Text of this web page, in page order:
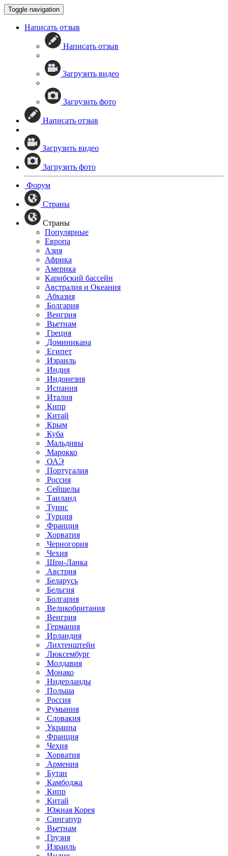
Toggle navigation
Написать отзыв
Написать отзыв
Загрузить видео
Загрузить фото
Написать отзыв
Загрузить видео
Загрузить фото
Форум
Страны
Страны
Популярные
Европа
Азия
Африка
Америка
Карибский бассейн
Австралия и Океания
Абхазия
Болгария
Венгрия
Вьетнам
Греция
Доминикана
Египет
Израиль
Индия
Индонезия
Испания
Италия
Кипр
Китай
Крым
Куба
Мальдивы
Марокко
ОАЭ
Португалия
Россия
Сейшелы
Таиланд
Тунис
Турция
Франция
Хорватия
Черногория
Чехия
Шри-Ланка
Австрия
Беларусь
Бельгия
Болгария
Великобритания
Венгрия
Германия
Ирландия
Лихтенштейн
Люксембург
Молдавия
Монако
Нидерланды
Польша
Россия
Румыния
Словакия
Украина
Франция
Чехия
Хорватия
Армения
Бутан
Камбоджа
Кипр
Китай
Южная Корея
Сингапур
Вьетнам
Грузия
Израиль